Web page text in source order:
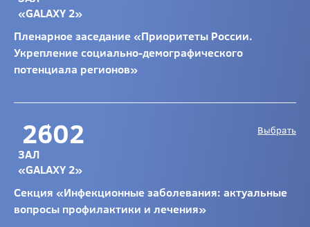
«GALAXY 2»
Пленарное заседание «Приоритеты России.
Укрепление социально-демографического
потенциала регионов»
2602
ЗАЛ
«GALAXY 2»
Секция «Инфекционные заболевания: актуальные
вопросы профилактики и лечения»
Выбрать